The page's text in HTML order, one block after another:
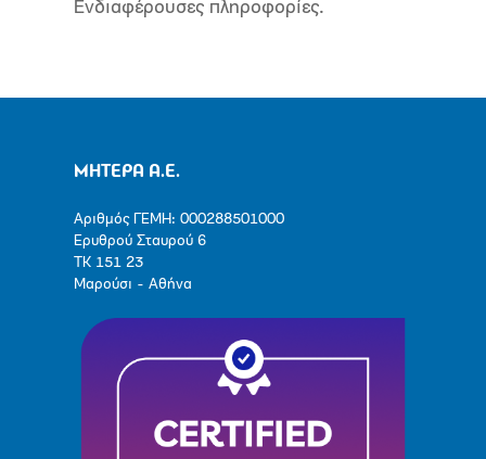
Ενδιαφέρουσες πληροφορίες.
ΜΗΤΕΡΑ Α.Ε.
Αριθμός ΓΕΜΗ: 000288501000
Ερυθρού Σταυρού 6
ΤΚ 151 23
Μαρούσι - Αθήνα